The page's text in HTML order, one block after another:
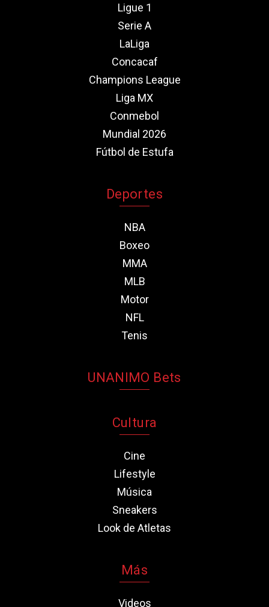
Ligue 1
Serie A
LaLiga
Concacaf
Champions League
Liga MX
Conmebol
Mundial 2026
Fútbol de Estufa
Deportes
NBA
Boxeo
MMA
MLB
Motor
NFL
Tenis
UNANIMO Bets
Cultura
Cine
Lifestyle
Música
Sneakers
Look de Atletas
Más
Videos